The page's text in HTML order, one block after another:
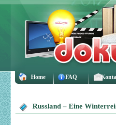
Home FAQ
Russland – Eine